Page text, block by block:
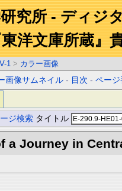
究所 - ディジ
洋文庫所蔵』
V-1 > カラー画像
画像サムネイル - 目次 -ページ
ジ検索 タイトル
a Journey in